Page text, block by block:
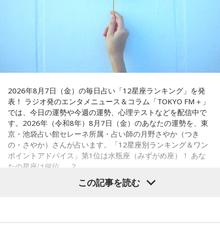
「こういうドンが全国にいる、というわけですね」
「福岡って大物議員がたくさんいました。その中で藏内
さんはどういう位置づけか。麻生さん、武田さん、かつては
古賀誠さん、山崎拓さん、村上正邦さん、といった方も。大
物が同じ県内にたくさんいることが、ドンを生み出す第2の条
件です」
長野 「はい」
常井 「というのは、県議会の自民党も国会議員の系列ごとに
分かれていて。知事選や市長選があると保守分裂になってし
まうんですね。その間をつなぐ調整役が必要になると。実
阪へ。しかし翌朝、父親の姿はなく、「今日からおじさんと
おばさんと暮らすんだよ」と告げられます。「映画みたいな
嘘みたいな話で」と振り返るように、突然始まった新生活に
戸惑い、転校先でも誰とも話せない日々が続きました。
孤独を感じるなかで、「何かしなきゃ」との思いから、クラ
る」という気づきを得て、掃除の時間に机の上で松田聖子さ
んの「青い珊瑚礁」を歌いながら一発芸を披露。最初は教室
が静まり返ったものの、その後は「あんなに無口だった転校
生が急に変なことをやり出した」と話題になり、「お前、お
もろいな」「遊ぼうや」と友達の輪が一気に広がったといい
ます。
この出来事をきっかけに、「笑いは武器になる」と実感。
「自分を認めてもらうには、人を笑わせればいい」という体
験が、芸人としての原点になったと振り返ります。
2026年8月7日（金）の毎日占い「12星座ランキング」を発
表！ ラジオ発のエンタメニュース＆コラム「TOKYO FM＋」
では、今日の運勢や今週の運勢、心理テストなどを配信中で
す。2026年（令和8年）8月7日（金）のあなたの運勢を、東
京・池袋占い館セレーネ所属・占い師の月野さやか（つき
の・さやか）さんが占います。「12星座別ランキング＆ワン
ポイントアドバイス」第1位は水瓶座（みずがめ座）！ あな
たの星座は何位……？
この記事を読む